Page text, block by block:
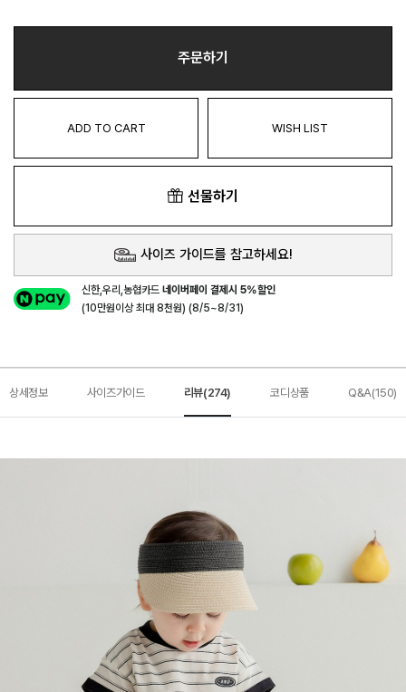
주문하기
ADD TO CART WISH LIST
선물하기
사이즈 가이드를 참고하세요!
신한,우리,농협카드네이버페이 결제시 5%할인
(10만원이상 최대 8천원) (8/5~8/31)
상세정보 사이즈가이드 리뷰(274) 코디상품 Q&A(150)